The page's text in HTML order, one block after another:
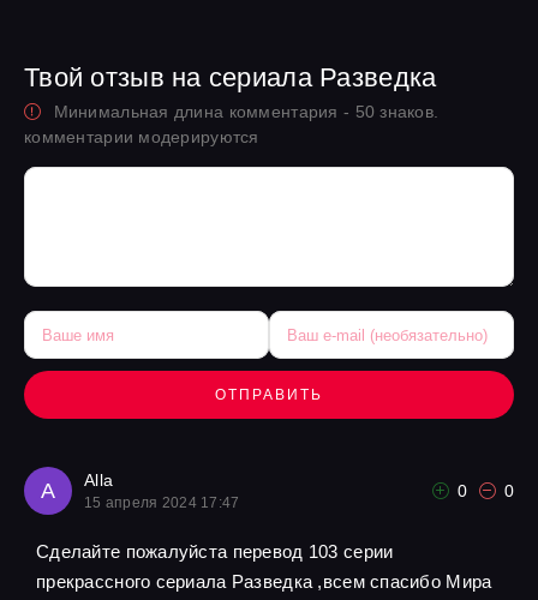
Твой отзыв на сериала Разведка
Минимальная длина комментария - 50 знаков.
комментарии модерируются
ОТПРАВИТЬ
A Alla
15 апреля 2024 17:47
0 0
Сделайте пожалуйста перевод 103 серии
прекрассного сериала Разведка ,всем спасибо Мира